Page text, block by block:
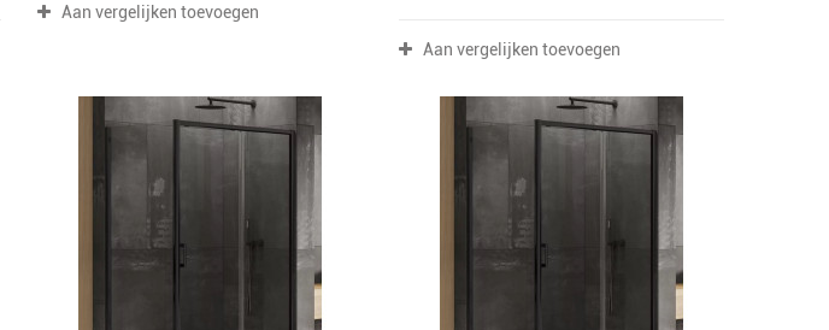
Aan vergelijken toevoegen
Aan vergelijken toevoegen